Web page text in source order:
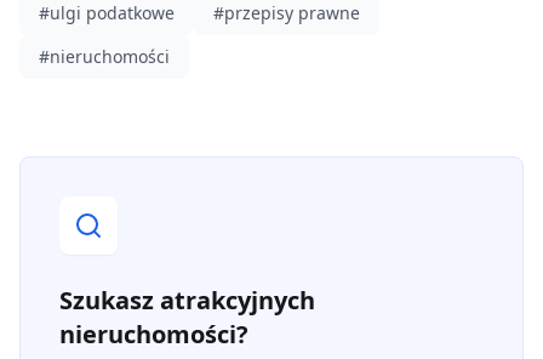
#ulgi podatkowe #przepisy prawne
#nieruchomości
Szukasz atrakcyjnych
nieruchomości?